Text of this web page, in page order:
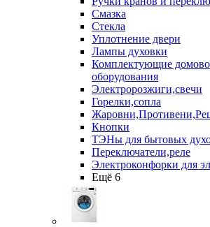
Смазка
Стекла
Уплотнение двери
Лампы духовки
Комплектующие
оборудования
Электророзжиги,свечи
Горелки,сопла
Кнопки
ТЭНы для бытовых
Переключатели,реле
Электроконфорки для
Ещё 6